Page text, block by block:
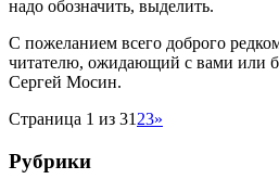
надо обозначить, выделить.
С пожеланием всего доброго
читателю, ожидающий с вами или
Сергей Мосин.
Страница 1 из 31 23»
Рубрики